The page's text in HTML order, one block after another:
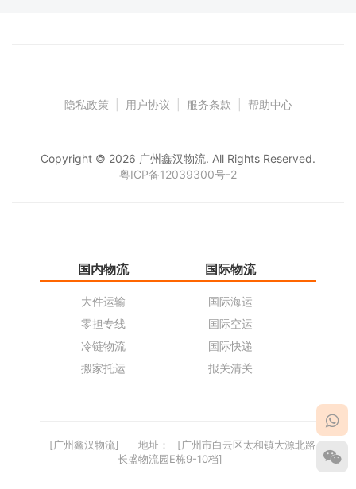
隐私政策 用户协议 服务条款 帮助中心
Copyright © 2026 广州鑫汉物流. All Rights Reserved.
粤ICP备12039300号-2
国内物流
大件运输
零担专线
冷链物流
搬家托运
国际物流
国际海运
国际空运
国际快递
报关清关
[广州鑫汉物流] 地址：
[广州市白云区太和镇大源北路
长盛物流园E栋9-10档]